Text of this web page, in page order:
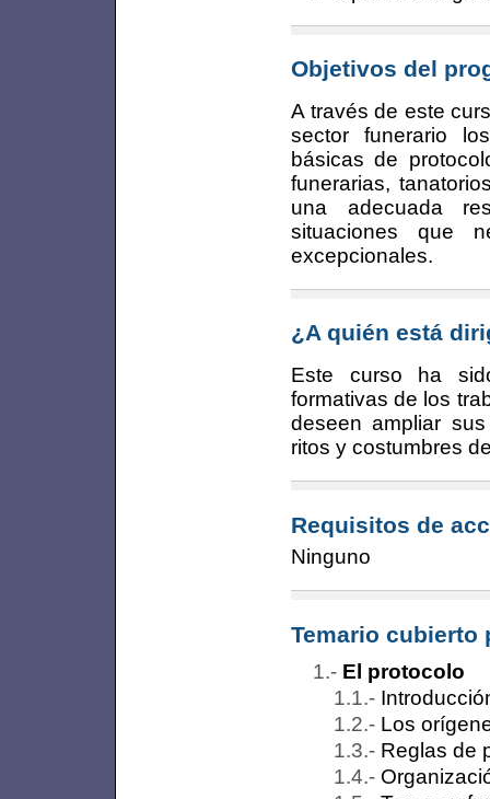
Objetivos del
A través de este
sector funerario
básicas de
funerarias,
una adecuada
situaciones que
excepcionales.
¿A quién está
Este curso ha
formativas de los
deseen ampliar
ritos y costumbres
Requisitos de
Ninguno
Temario cubierto
El protocolo
Los
Reglas de